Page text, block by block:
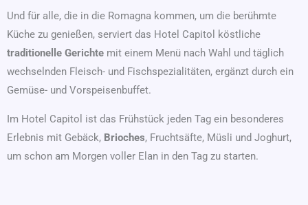
Und für alle, die in die Romagna kommen, um die berühmte
Küche zu genießen, serviert das Hotel Capitol köstliche
traditionelle Gerichte mit einem Menü nach Wahl und täglich
wechselnden Fleisch- und Fischspezialitäten, ergänzt durch ein
Gemüse- und Vorspeisenbuffet.
Im Hotel Capitol ist das Frühstück jeden Tag ein besonderes
Erlebnis mit Gebäck, Brioches, Fruchtsäfte, Müsli und Joghurt,
um schon am Morgen voller Elan in den Tag zu starten.